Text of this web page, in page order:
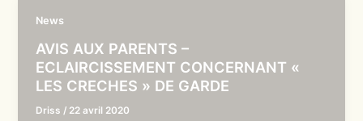
News
AVIS AUX PARENTS –
ECLAIRCISSEMENT CONCERNANT «
LES CRECHES » DE GARDE
Driss / 22 avril 2020